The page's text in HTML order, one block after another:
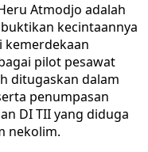
Atmodjo adalah
kecintaannya
kemerdekaan
pilot pesawat
ditugaskan dalam
penumpasan
DI TII yang diduga
nekolim.